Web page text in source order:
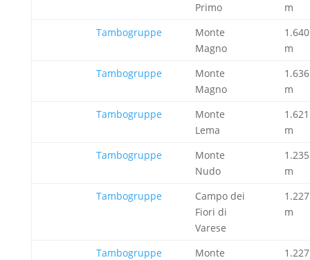
Primo
m
Tambogruppe
Monte
Magno
1.640
m
Tambogruppe
Monte
Magno
1.636
m
Tambogruppe
Monte
Lema
1.621
m
Tambogruppe
Monte
Nudo
1.235
m
Tambogruppe
Campo dei
Fiori di
Varese
1.227
m
Tambogruppe
Monte
1.227